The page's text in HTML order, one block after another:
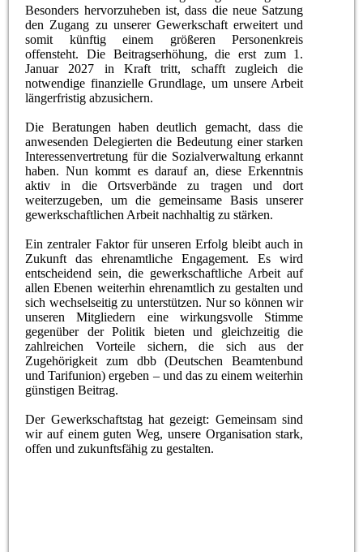
Besonders hervorzuheben ist, dass die neue Satzung
den Zugang zu unserer Gewerkschaft erweitert und
somit künftig einem größeren Personenkreis
offensteht. Die Beitragserhöhung, die erst zum 1.
Januar 2027 in Kraft tritt, schafft zugleich die
notwendige finanzielle Grundlage, um unsere Arbeit
längerfristig abzusichern.
Die Beratungen haben deutlich gemacht, dass die
anwesenden Delegierten die Bedeutung einer starken
Interessenvertretung für die Sozialverwaltung erkannt
haben. Nun kommt es darauf an, diese Erkenntnis
aktiv in die Ortsverbände zu tragen und dort
weiterzugeben, um die gemeinsame Basis unserer
gewerkschaftlichen Arbeit nachhaltig zu stärken.
Ein zentraler Faktor für unseren Erfolg bleibt auch in
Zukunft das ehrenamtliche Engagement. Es wird
entscheidend sein, die gewerkschaftliche Arbeit auf
allen Ebenen weiterhin ehrenamtlich zu gestalten und
sich wechselseitig zu unterstützen. Nur so können wir
unseren Mitgliedern eine wirkungsvolle Stimme
gegenüber der Politik bieten und gleichzeitig die
zahlreichen Vorteile sichern, die sich aus der
Zugehörigkeit zum dbb (Deutschen Beamtenbund
und Tarifunion) ergeben – und das zu einem weiterhin
günstigen Beitrag.
Der Gewerkschaftstag hat gezeigt: Gemeinsam sind
wir auf einem guten Weg, unsere Organisation stark,
offen und zukunftsfähig zu gestalten.